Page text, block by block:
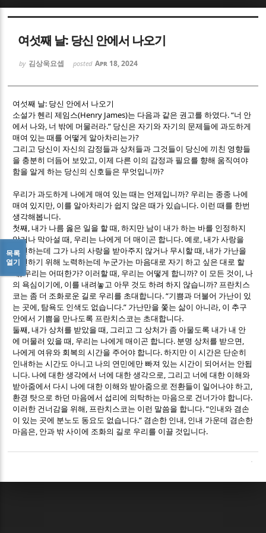
여섯째 날: 당신 안에서 나오기
by 김상욱요셉 posted Apr 18, 2024
여섯째 날: 당신 안에서 나오기
소설가 헨리 제임스(Henry James)는 다음과 같은 권고를 하였다. “너 안
에서 나와, 너 밖에 머물러라.” 당신은 자기와 자기의 문제들에 과도하게
매여 있는 때를 어떻게 알아차리는가?
그리고 당신이 자신의 감정들과 상처들과 그것들이 당신에 끼친 영향들
을 충분히 더듬어 보았고 , 이제 다른 이의 감정과 필요를 향해 움직여야
함을 알게 하는 당신의 신호들은 무엇입니까?
우리가 과도하게 나에게 매여 있는 때는 언제입니까? 우리는 종종 나에
매여 있지만, 이를 알아차리가 쉽지 않은 때가 있습니다. 이런 때를 한번
생각해봅니다.
첫째 ,내가 나름 옳은 일을 할 때 ,하지만 남이 내가 하는 바를 인정하지
않거나 막아설 때 , 우리는 나에게 더 매이곤 합니다.예로 ,내가 사랑을
실천하는데 그가 나의 사랑을 받아주지 않거나 무시할 때 ,내가 가난을
실천하기 위해 노력하는데 누군가는 마음대로 자기 하고 싶은 대로 할
우리는 어떠한가? 이러할 때 , 우리는 어떻게 합니까? 이 모든 것이 , 나
의 욕심이기에 , 이를 내려놓고 아무 것도 하려 하지 않습니까? 프란치스
코는 좀 더 조화로운 길로 우리를 초대합니다. “기쁨과 더불어 가난이 있
는 곳에 , 탐욕도 인색도 없습니다.” 가난만을 쫓는 삶이 아니라, 이 추구
안에서 기쁨을 만나도록 프란치스코는 초대합니다.
둘째 ,내가 상처를 받았을 때 , 그리고 그 상처가 좀 아물도록 내가 내 안
에 머물러 있을 때 , 우리는 나에게 매이곤 합니다. 분명 상처를 받으면 ,
나에게 여유와 회복의 시간을 주어야 합니다.하지만 이 시간은 단순히
인내하는 시간도 아니고 나의 연민에만 빠져 있는 시간이 되어서는 안됩
니다. 나에 대한 생각에서 너에 대한 생각으로 , 그리고 너에 대한 이해와
받아줌에서 다시 나에 대한 이해와 받아줌으로 전환들이 일어나야 하고 ,
환경 탓으로 하던 마음에서 섭리에 의탁하는 마음으로 건너가야 합니다.
이러한 건너감을 위해 , 프란치스코는 이런 말씀을 합니다. “인내와 겸손
이 있는 곳에 분노도 동요도 없습니다.” 겸손한 인내 , 인내 가운데 겸손한
마음은, 안과 밖 사이에 조화의 길로 우리를 이끌 것입니다.
목록
열기
Sketchbook5, 스케치북5
Sketchbook5, 스케치북5
Sketchbook5, 스케치북5
Sketchbook5, 스케치북5